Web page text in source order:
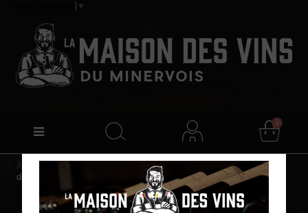
▼
0
Accueil
SCAV Les 2 Terroirs - Cave Coopérative
de Tourouzelle